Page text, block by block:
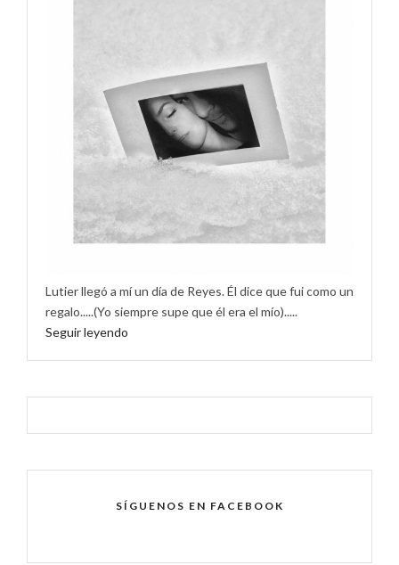
Lutier llegó a mí un día de Reyes. Él dice que fui como un
regalo.....(Yo siempre supe que él era el mío).....
Seguir leyendo
SÍGUENOS EN FACEBOOK